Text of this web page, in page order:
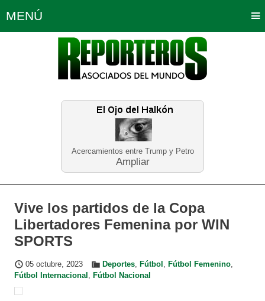
Acercamientos entre Trump y Petro
Ampliar
MENÚ
Política Opinión Bogotá
Planeta Tierra Deportes
Educación Neira
Vive los partidos de la Copa
Libertadores Femenina por WIN
SPORTS
05 octubre, 2023 Deportes, Fútbol , Fútbol Femenino,
Fútbol Internacional , Fútbol Nacional